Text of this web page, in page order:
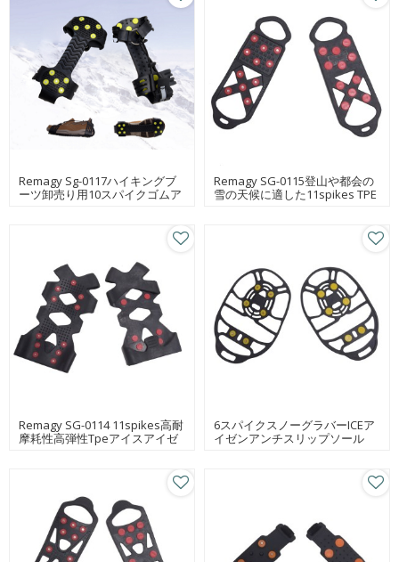
Remagy Sg-0117ハイキングブ
ーツ卸売り用10スパイクゴムア
Remagy SG-0115登山や都会の
雪の天候に適した11spikes TPE
Remagy SG-0114 11spikes高耐
摩耗性高弾性Tpeアイスアイゼ
6スパイクスノーグラバーICEア
イゼンアンチスリップソール